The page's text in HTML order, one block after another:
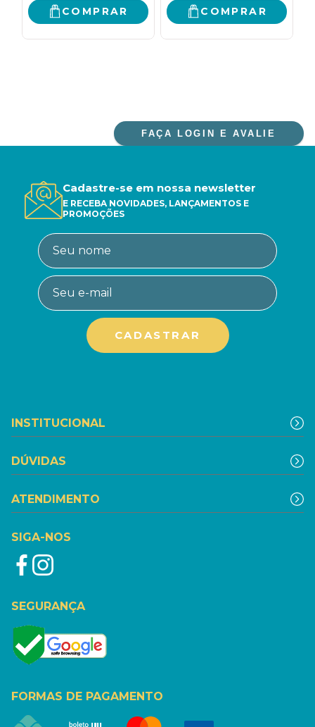
COMPRAR COMPRAR
FAÇA LOGIN E AVALIE
Cadastre-se em nossa newsletter
E RECEBA NOVIDADES, LANÇAMENTOS E
PROMOÇÕES
INSTITUCIONAL
DÚVIDAS
ATENDIMENTO
SIGA-NOS
SEGURANÇA
FORMAS DE PAGAMENTO